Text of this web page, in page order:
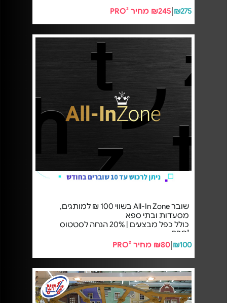
₪275 ₪245 מחיר PRO²
שובר All-In Zone בשווי 100 ₪ למותגים,
מסעדות ובתי ספא
כולל כפל מבצעים | 20% הנחה לסטטוס
PRO²
₪100 ₪80 מחיר PRO²